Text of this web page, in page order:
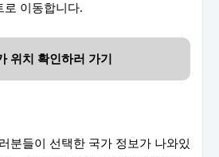
로 이동합니다.
위치 확인하러 가기
분들이 선택한 국가 정보가 나와있